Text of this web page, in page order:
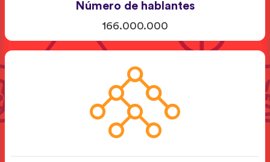
Número de hablantes
166.000.000